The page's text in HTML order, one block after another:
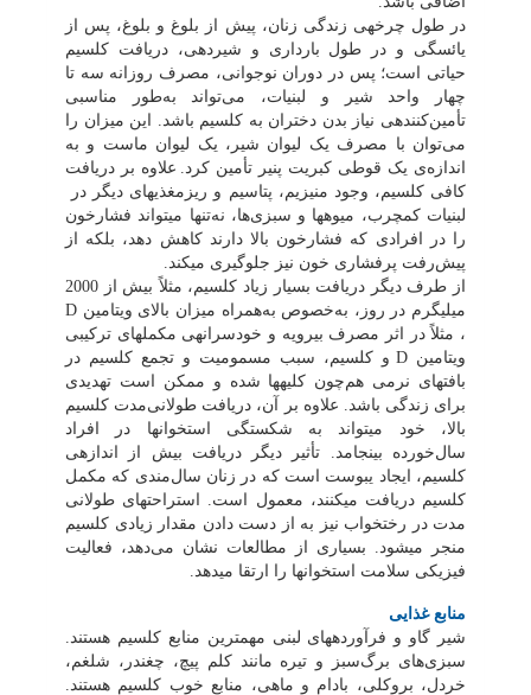
در طول چرخه‏ی زندگی زنان، پیش از بلوغ و بلوغ، پس از
یائسگی و در طول بارداری و شیردهی، دریافت کلسیم
حیاتی است؛ پس در دوران نوجوانی، مصرف روزانه سه تا
چهار واحد شیر و لبنیات، می‌تواند به‌طور مناسبی
تأمین‌کننده‏ی نیاز بدن دختران به کلسیم باشد.‌ این میزان را
می‌توان با مصرف یک لیوان شیر، یک لیوان ماست و به
اندازه‌ی یک قوطی کبریت پنیر تأمین کرد. علاوه بر دریافت
کافی کلسیم، وجود منیزیم، پتاسیم و ریزمغذی‏های دیگر در
لبنیات کم‏چرب، میوه‏ها و سبزی‌ها، نه‌تنها می‏تواند فشارخون
را در افرادی که فشارخون بالا دارند کاهش دهد، بلکه از
پیش‌رفت پرفشاری خون نیز جلوگیری می‏کند.
از طرف دیگر دریافت بسیار زیاد کلسیم، مثلاً بیش از 2000
میلی‏گرم در روز، به‌خصوص به‌همراه میزان بالای ویتامین D
، مثلاً در اثر مصرف بی‏رویه و خودسرانه‏ی مکمل‏های ترکیبی
ویتامین D و کلسیم، سبب مسمومیت و تجمع کلسیم در
بافت‏های نرمی هم‌چون کلیه‏ها شده و ممکن است تهدیدی
برای زندگی باشد. علاوه بر آن، دریافت طولانی‌مدت کلسیم
بالا، خود می‏تواند به شکستگی استخوان‏ها در افراد
سال‌خورده بینجامد. تأثیر دیگر دریافت بیش از اندازه‏ی
کلسیم، ایجاد یبوست است که در زنان سال‌مندی که مکمل
کلسیم دریافت می‏کنند، معمول است. استراحت‏های طولانی
مدت در رختخواب نیز به از دست دادن مقدار زیادی کلسیم
منجر می‏شود. بسیاری از مطالعات نشان می‌دهد، فعالیت
فیزیکی سلامت استخوان‏ها را ارتقا می‏دهد.
منابع غذایی
شیر گاو و فرآورده‏های لبنی مهم‏ترین منابع کلسیم هستند.
سبزی‌های برگ‌سبز و تیره مانند کلم پیچ، چغندر، شلغم،
خردل، بروکلی، بادام و ماهی، منابع خوب کلسیم هستند.